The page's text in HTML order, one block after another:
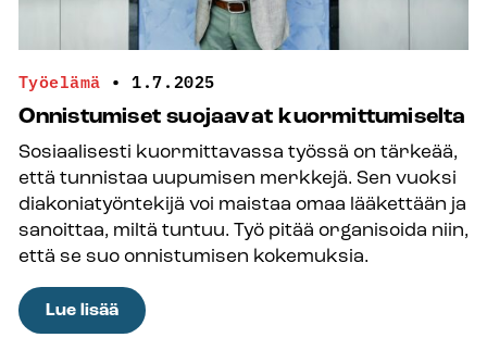
Työelämä • 1.7.2025
Onnistumiset suojaavat kuormittumiselta
Sosiaalisesti kuormittavassa työssä on tärkeää,
että tunnistaa uupumisen ­merkkejä. Sen vuoksi
diakoniatyöntekijä voi maistaa omaa lääkettään ja
sanoittaa, miltä tuntuu. Työ pitää organisoida niin,
että se suo onnistumisen kokemuksia.
Lue lisää:
Onnistumiset